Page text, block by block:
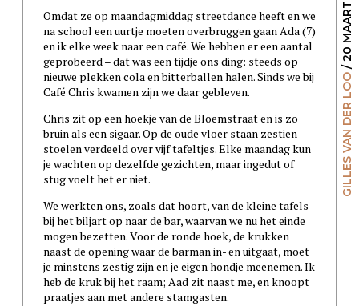
GILLES VAN DER LOO
Omdat ze op maandagmiddag streetdance heeft en we
na school een uurtje moeten overbruggen gaan Ada (7)
en ik elke week naar een café. We hebben er een aantal
geprobeerd – dat was een tijdje ons ding: steeds op
nieuwe plekken cola en bitterballen halen. Sinds we bij
Café Chris kwamen zijn we daar gebleven.
Chris zit op een hoekje van de Bloemstraat en is zo
bruin als een sigaar. Op de oude vloer staan zestien
stoelen verdeeld over vijf tafeltjes. Elke maandag kun
je wachten op dezelfde gezichten, maar ingedut of
stug voelt het er niet.
We werkten ons, zoals dat hoort, van de kleine tafels
bij het biljart op naar de bar, waarvan we nu het einde
mogen bezetten. Voor de ronde hoek, de krukken
naast de opening waar de barman in- en uitgaat, moet
je minstens zestig zijn en je eigen hondje meenemen. Ik
heb de kruk bij het raam; Aad zit naast me, en knoopt
praatjes aan met andere stamgasten.